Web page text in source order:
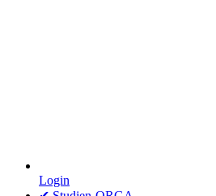
Login